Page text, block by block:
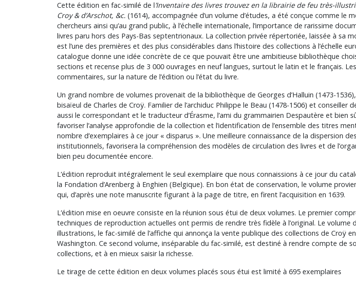
Cette édition en fac-similé de l’Inventaire des livres trouvez en la librairie de feu très-
Croy & d’Arschot, &c. (1614), accompagnée d’un volume d’études, a été conçue comme le
chercheurs ainsi qu’au grand public, à l’échelle internationale, l’importance de rarissime
livres paru hors des Pays-Bas septentrionaux. La collection privée répertoriée, laissée à sa
est l’une des premières et des plus considérables dans l’histoire des collections à l’échelle
catalogue donne une idée concrète de ce que pouvait être une ambitieuse bibliothèque
sections et recense plus de 3 000 ouvrages en neuf langues, surtout le latin et le français.
commentaires, sur la nature de l’édition ou l’état du livre.
Un grand nombre de volumes provenait de la bibliothèque de Georges d’Halluin (1473-
bisaïeul de Charles de Croÿ. Familier de l’archiduc Philippe le Beau (1478-1506) et conseiller
aussi le correspondant et le traducteur d’Érasme, l’ami du grammairien Despautère et bien
favoriser l’analyse approfondie de la collection et l’identification de l’ensemble des titres
nombre d’exemplaires à ce jour « disparus ». Une meilleure connaissance de la dispersion
institutionnels, favorisera la compréhension des modèles de circulation des livres et de
bien peu documentée encore.
L’édition reproduit intégralement le seul exemplaire que nous connaissions à ce jour du
la Fondation d’Arenberg à Enghien (Belgique). En bon état de conservation, le volume
qui, d’après une note manuscrite figurant à la page de titre, en firent l’acquisition en 1639.
L’édition mise en oeuvre consiste en la réunion sous étui de deux volumes. Le premier
techniques de reproduction actuelles ont permis de rendre très fidèle à l’original. Le volume
illustrations, le fac-similé de l’affiche qui annonça la vente publique des collections de Croÿ en
Washington. Ce second volume, inséparable du fac-similé, est destiné à rendre compte de
collections, et à en mieux saisir la richesse.
Le tirage de cette édition en deux volumes placés sous étui est limité à 695 exemplaires